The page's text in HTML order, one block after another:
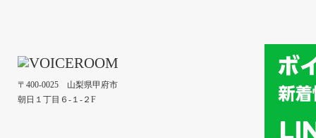
〒400-0025 山梨県甲府市
朝日１丁目６-１-２F